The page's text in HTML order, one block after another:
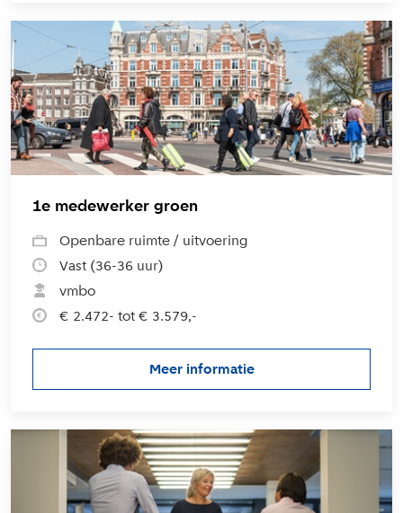
1e medewerker groen
Openbare ruimte / uitvoering
Vast (36-36 uur)
vmbo
€ 2.472- tot € 3.579,-
Meer informatie
over de vacature 1e